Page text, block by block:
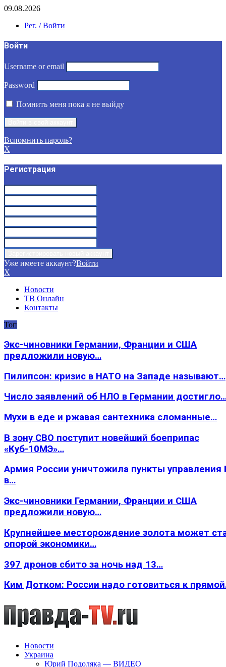
09.08.2026
Рег. / Войти
Войти
Username or email
Password
Помнить меня пока я не выйду
Вспомнить пароль?
X
Регистрация
Уже имеете аккаунт?Войти
X
Новости
ТВ Онлайн
Контакты
Топ
Экс-чиновники Германии, Франции и США
предложили новую…
Пилипсон: кризис в НАТО на Западе называют…
Число заявлений об НЛО в Германии
Мухи в еде и ржавая сантехника сломанные…
В зону СВО поступит новейший боеприпас
«Куб-10МЭ»…
Армия России уничтожила пункты
в…
Экс-чиновники Германии, Франции и США
предложили новую…
Крупнейшее месторождение золота может
опорой экономики…
397 дронов сбито за ночь над 13…
Ким Дотком: России надо готовиться к
Новости
Украина
Юрий Подоляка — ВИДЕО